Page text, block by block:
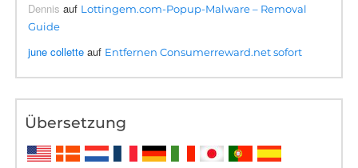
Dennis auf Lottingem.com-Popup-Malware – Removal
Guide
june collette auf Entfernen Consumerreward.net sofort
Übersetzung